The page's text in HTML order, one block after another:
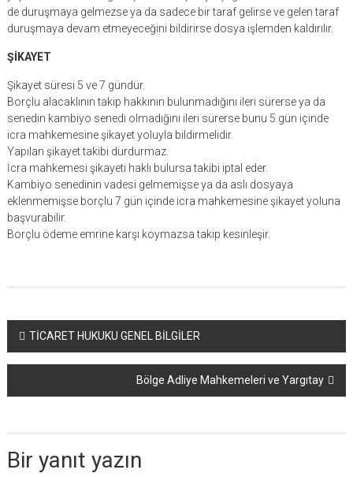
de duruşmaya gelmezse ya da sadece bir taraf gelirse ve gelen taraf
duruşmaya devam etmeyeceğini bildirirse dosya işlemden kaldırılır.
ŞİKAYET
Şikayet süresi 5 ve 7 gündür.
Borçlu alacaklının takip hakkının bulunmadığını ileri sürerse ya da
senedin kambiyo senedi olmadığını ileri sürerse bunu 5 gün içinde
icra mahkemesine şikayet yoluyla bildirmelidir.
Yapılan şikayet takibi durdurmaz.
İcra mahkemesi şikayeti haklı bulursa takibi iptal eder.
Kambiyo senedinin vadesi gelmemişse ya da aslı dosyaya
eklenmemişse borçlu 7 gün içinde icra mahkemesine şikayet yoluna
başvurabilir.
Borçlu ödeme emrine karşı koymazsa takip kesinleşir.
Yazı
dolaşımı
TİCARET HUKUKU GENEL BİLGİLER
Bölge Adliye Mahkemeleri ve Yargıtay
Bir yanıt yazın